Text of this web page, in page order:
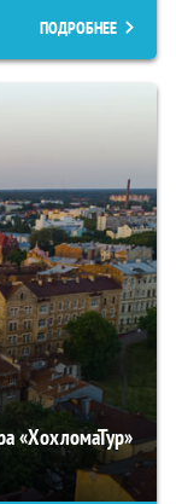
ПОДРОБНЕЕ
«ХохломаТур»